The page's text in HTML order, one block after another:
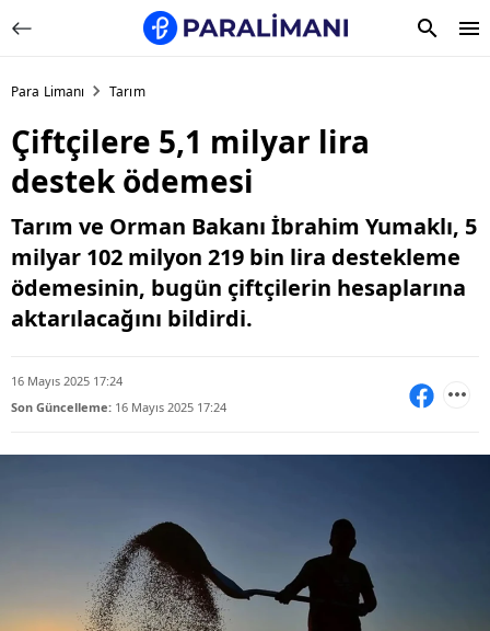
Para Limanı Tarım
Çiftçilere 5,1 milyar lira
destek ödemesi
Tarım ve Orman Bakanı İbrahim Yumaklı, 5
milyar 102 milyon 219 bin lira destekleme
ödemesinin, bugün çiftçilerin hesaplarına
aktarılacağını bildirdi.
16 Mayıs 2025 17:24
Son Güncelleme: 16 Mayıs 2025 17:24